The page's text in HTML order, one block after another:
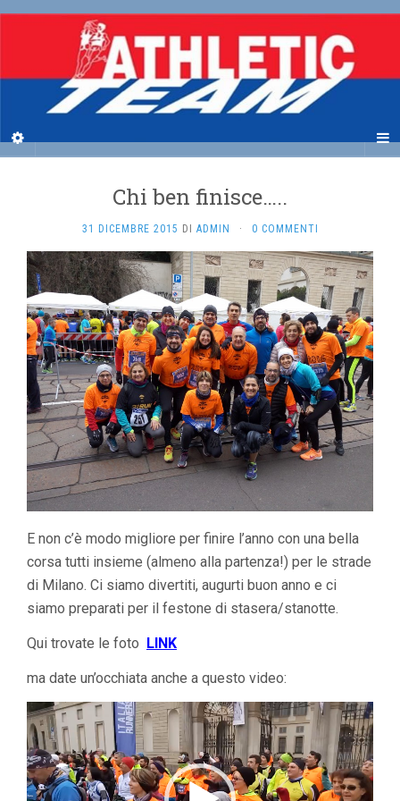
Chi ben finisce…..
31 DICEMBRE 2015 DI ADMIN · 0 COMMENTI
E non c’è modo migliore per finire l’anno con una bella
corsa tutti insieme (almeno alla partenza!) per le strade
di Milano. Ci siamo divertiti, augurti buon anno e ci
siamo preparati per il festone di stasera/stanotte.
Qui trovate le foto LINK
ma date un’occhiata anche a questo video:
Video
Player